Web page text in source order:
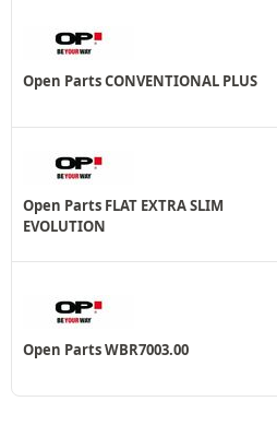
Open Parts CONVENTIONAL PLUS
Open Parts FLAT EXTRA SLIM
EVOLUTION
Open Parts WBR7003.00